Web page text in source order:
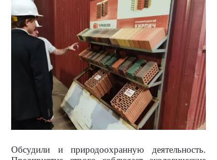
Обсудили и природоохранную деятельность.